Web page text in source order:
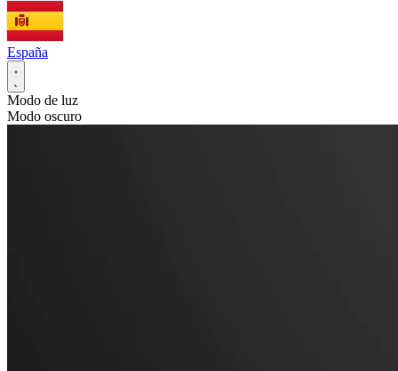
España
Modo de luz
Modo oscuro